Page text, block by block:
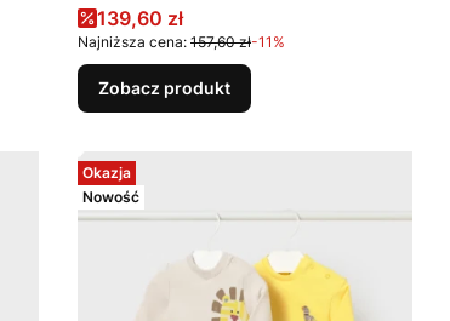
Cena promocyjna
139,60 zł
Najniższa cena: 157,60 zł-11%
Zobacz produkt
Okazja
Nowość